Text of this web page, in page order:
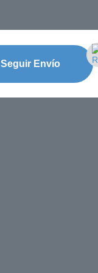
Seguir Envío